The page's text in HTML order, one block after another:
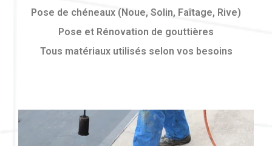
Pose de chéneaux (Noue, Solin, Faîtage, Rive)
Pose et Rénovation de gouttières
Tous matériaux utilisés selon vos besoins